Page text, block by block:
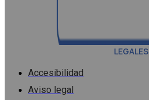
LEGALES
Accesibilidad
Aviso legal